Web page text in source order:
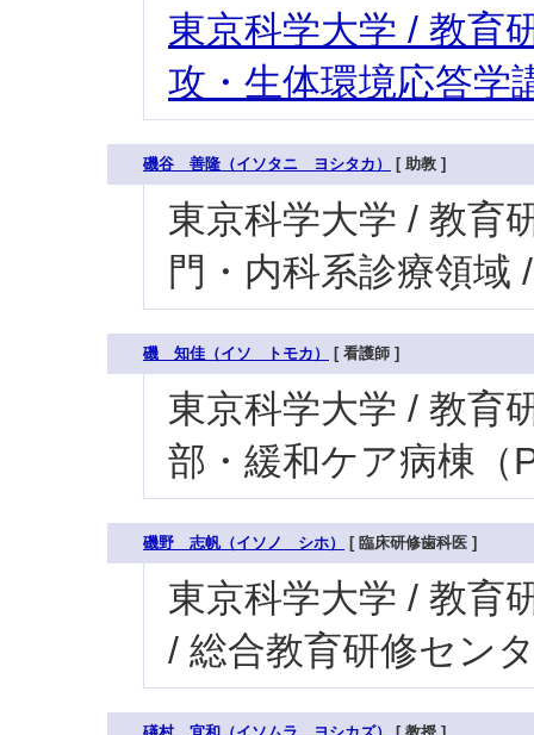
東京科学大学 / 教育
攻・生体環境応答学
磯谷 善隆（イソタニ ヨシタカ） [ 助教 ]
東京科学大学 / 教育
門・内科系診療領域
磯 知佳（イソ トモカ） [ 看護師 ]
東京科学大学 / 教育
部・緩和ケア病棟（
磯野 志帆（イソノ シホ） [ 臨床研修歯科医 ]
東京科学大学 / 教育
/ 総合教育研修セン